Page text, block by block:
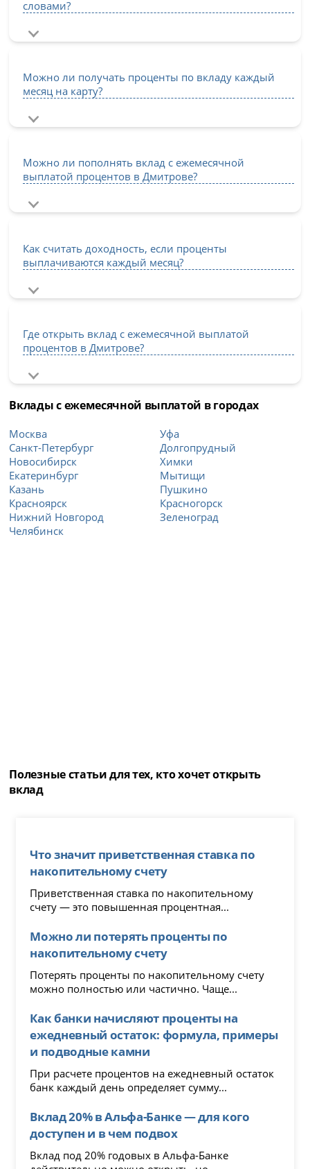
словами?
Можно ли получать проценты по вкладу каждый
месяц на карту?
Можно ли пополнять вклад с ежемесячной
выплатой процентов в Дмитрове?
Как считать доходность, если проценты
выплачиваются каждый месяц?
Где открыть вклад с ежемесячной выплатой
процентов в Дмитрове?
Вклады с ежемесячной выплатой в городах
Москва
Санкт-Петербург
Новосибирск
Екатеринбург
Казань
Красноярск
Нижний Новгород
Челябинск
Уфа
Долгопрудный
Химки
Мытищи
Пушкино
Красногорск
Зеленоград
Полезные статьи для тех, кто хочет открыть
вклад
Что значит приветственная ставка по
накопительному счету
Приветственная ставка по накопительному
счету — это повышенная процентная...
Можно ли потерять проценты по
накопительному счету
Потерять проценты по накопительному счету
можно полностью или частично. Чаще...
Как банки начисляют проценты на
ежедневный остаток: формула, примеры
и подводные камни
При расчете процентов на ежедневный остаток
банк каждый день определяет сумму...
Вклад 20% в Альфа-Банке — для кого
доступен и в чем подвох
Вклад под 20% годовых в Альфа-Банке